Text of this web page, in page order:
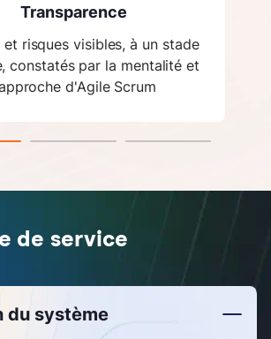
Transparence
et risques visibles, à un stade
constatés par la mentalité et
d'Agile Scrum​
de service
du système​